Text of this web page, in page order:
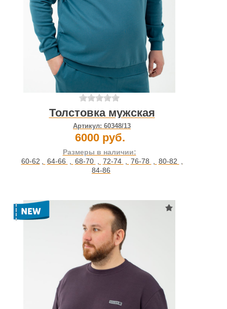
Толстовка мужская
Артикул: 60348/13
6000 руб.
Размеры в наличии:
60-62
64-66 68-70 72-74 76-78 80-82
84-86